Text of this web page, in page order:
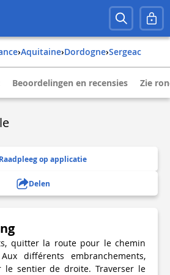
› aquitaine› dordogne› sergeac
Beoordelingen en recensies Zie
Raadpleeg op applicatie
Delen
quitter la route pour le chemin
différents embranchements,
le sentier de droite. Traverser le